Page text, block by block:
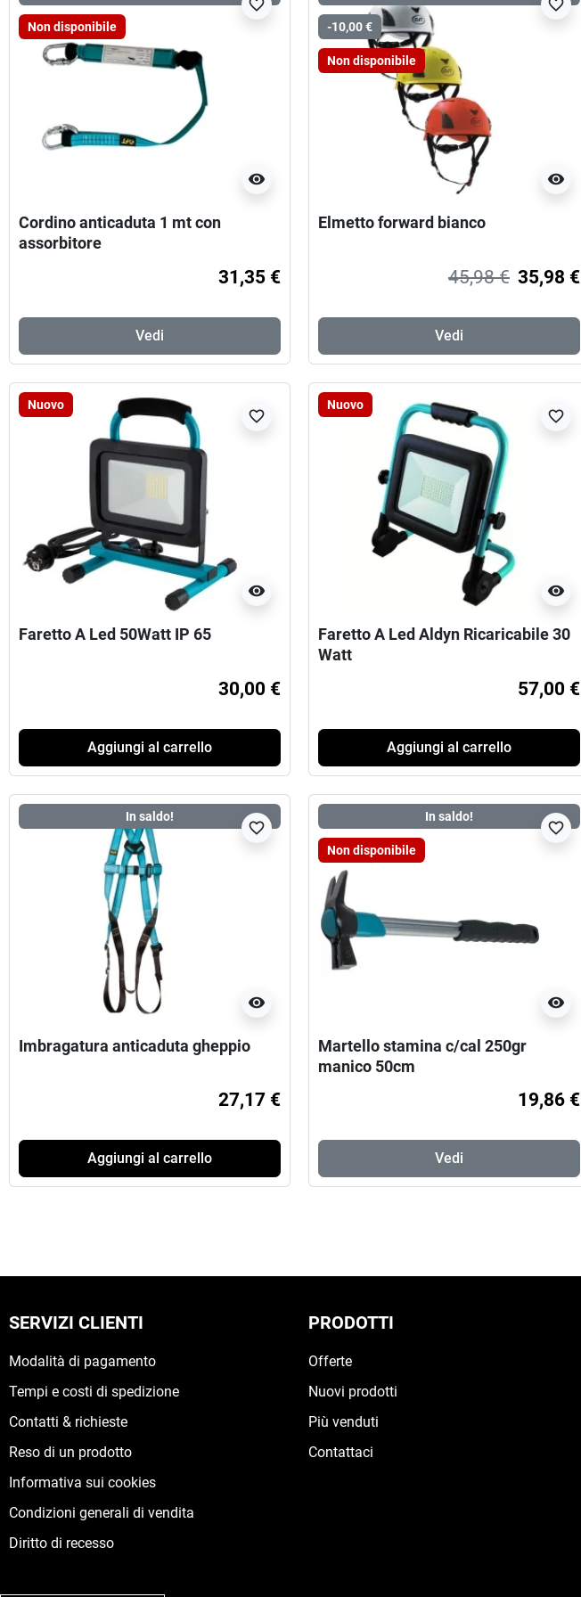
Non disponibile
visibility
favorite_border
Cordino anticaduta 1 mt con
assorbitore
31,35 €
Vedi
-10,00 €
Non disponibile
visibility
favorite_border
Elmetto forward bianco
45,98 € 35,98 €
Vedi
Nuovo
visibility
favorite_border
Faretto A Led 50Watt IP 65
30,00 €
Aggiungi al carrello
Nuovo
visibility
favorite_border
Faretto A Led Aldyn Ricaricabile 30
Watt
57,00 €
Aggiungi al carrello
In saldo!
visibility
favorite_border
Imbragatura anticaduta gheppio
27,17 €
Aggiungi al carrello
In saldo!
Non disponibile
visibility
favorite_border
Martello stamina c/cal 250gr
manico 50cm
19,86 €
Vedi
SERVIZI CLIENTI
Modalità di pagamento
Tempi e costi di spedizione
Contatti & richieste
Reso di un prodotto
Informativa sui cookies
Condizioni generali di vendita
Diritto di recesso
PRODOTTI
Offerte
Nuovi prodotti
Più venduti
Contattaci